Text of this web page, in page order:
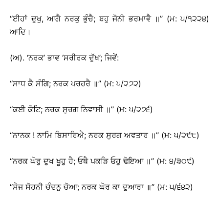
‘‘ਈਹਾਂ ਦੁਖੁ, ਆਗੈ ਨਰਕੁ ਭੁੰਚੈ; ਬਹੁ ਜੋਨੀ ਭਰਮਾਵੈ ॥’’ (ਮ: ੫/੧੨੨੪)
ਆਦਿ।
(ਅ). ‘ਨਰਕ’ ਭਾਵ ‘ਸਰੀਰਕ ਦੁੱਖ’; ਜਿਵੇਂ:
‘‘ਸਾਧ ਕੈ ਸੰਗਿ; ਨਰਕ ਪਰਹਰੈ ॥’’ (ਮ: ੫/੨੭੨)
‘‘ਕਈ ਕੋਟਿ; ਨਰਕ ਸੁਰਗ ਨਿਵਾਸੀ ॥’’ (ਮ: ੫/੨੭੬)
‘‘ਨਾਨਕ ! ਨਾਮਿ ਬਿਸਾਰਿਐ; ਨਰਕ ਸੁਰਗ ਅਵਤਾਰ ॥’’ (ਮ: ੫/੨੯੮)
‘‘ਨਰਕ ਘੋਰੁ ਦੁਖ ਖੂਹੁ ਹੈ; ਓਥੈ ਪਕੜਿ ਓਹੁ ਢੋਇਆ ॥’’ (ਮ: ੪/੩੦੯)
‘‘ਸੇਜ ਸੋਹਨੀ ਚੰਦਨੁ ਚੋਆ; ਨਰਕ ਘੋਰ ਕਾ ਦੁਆਰਾ ॥’’ (ਮ: ੫/੬੪੨)